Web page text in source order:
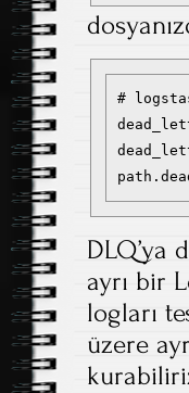
#
DLQ’ya
ayrı bir
logları
üzere